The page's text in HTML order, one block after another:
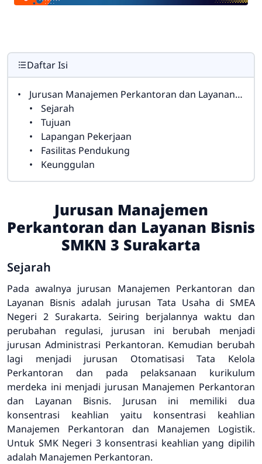
Daftar Isi
Jurusan Manajemen Perkantoran dan Layanan Bisnis SMKN 3 Surakarta
Sejarah
Tujuan
Lapangan Pekerjaan
Fasilitas Pendukung
Keunggulan
Jurusan Manajemen
Perkantoran dan Layanan Bisnis
SMKN 3 Surakarta
Sejarah
Pada awalnya jurusan Manajemen Perkantoran dan
Layanan Bisnis adalah jurusan Tata Usaha di SMEA
Negeri 2 Surakarta. Seiring berjalannya waktu dan
perubahan regulasi, jurusan ini berubah menjadi
jurusan Administrasi Perkantoran. Kemudian berubah
lagi menjadi jurusan Otomatisasi Tata Kelola
Perkantoran dan pada pelaksanaan kurikulum
merdeka ini menjadi jurusan Manajemen Perkantoran
dan Layanan Bisnis. Jurusan ini memiliki dua
konsentrasi keahlian yaitu konsentrasi keahlian
Manajemen Perkantoran dan Manajemen Logistik.
Untuk SMK Negeri 3 konsentrasi keahlian yang dipilih
adalah Manajemen Perkantoran.